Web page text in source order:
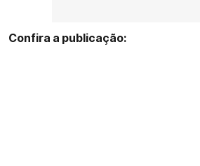
Confira a publicação: